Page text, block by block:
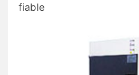
fiable